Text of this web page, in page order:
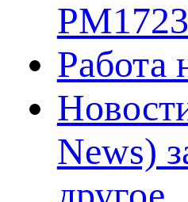
Работа
News)